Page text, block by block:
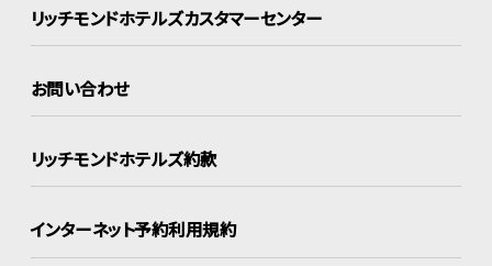
リッチモンドホテルズカスタマーセンター
お問い合わせ
リッチモンドホテルズ約款
インターネット予約利用規約